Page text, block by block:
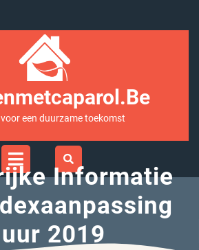
een duurzame toekomst
Open
Informatie
2019